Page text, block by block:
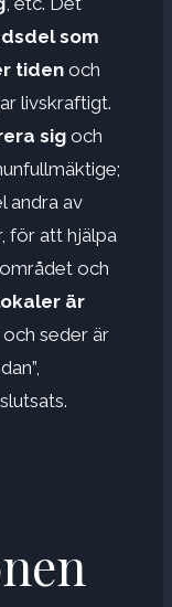
som
tiden och
livskraftigt.
sig och
andra av
för att hjälpa
och
är
seder är